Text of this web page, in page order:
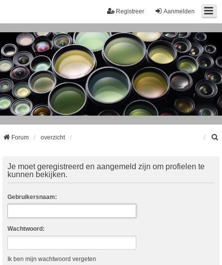
Aanmelden
Registreer
Forum overzicht
Je moet geregistreerd en aangemeld zijn om profielen te
kunnen bekijken.
Gebruikersnaam:
Wachtwoord:
Ik ben mijn wachtwoord vergeten